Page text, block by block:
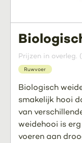
Prijzen in overleg.
Ruwvoer
Biologisch
smakelijk hooi
van
weidehooi is
voeren aan